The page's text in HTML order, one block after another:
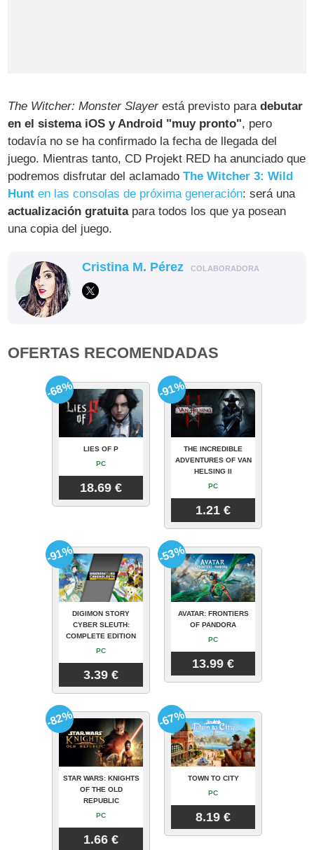
The Witcher: Monster Slayerestá previsto paradebutar
en el sistema iOS y Android "muy pronto", pero
todavía no se ha confirmado la fecha de llegada del
juego. Mientras tanto, CD Projekt RED ha anunciado que
podremos disfrutar del aclamadoThe Witcher 3: Wild
Hunt en las consolas de próxima generación: será una
actualización gratuitapara todos los que ya posean
una copia del juego.
Cristina M. Pérez COLABORADORA
OFERTAS RECOMENDADAS
LIES OF P
PC
18.69 €
-68%
THE INCREDIBLE
ADVENTURES OF VAN
HELSING II
PC
1.21 €
-91%
DIGIMON STORY
CYBER SLEUTH:
COMPLETE EDITION
PC
3.39 €
-91%
AVATAR: FRONTIERS
OF PANDORA
PC
13.99 €
-53%
STAR WARS: KNIGHTS
OF THE OLD
REPUBLIC
PC
1.66 €
-82%
TOWN TO CITY
PC
8.19 €
-67%